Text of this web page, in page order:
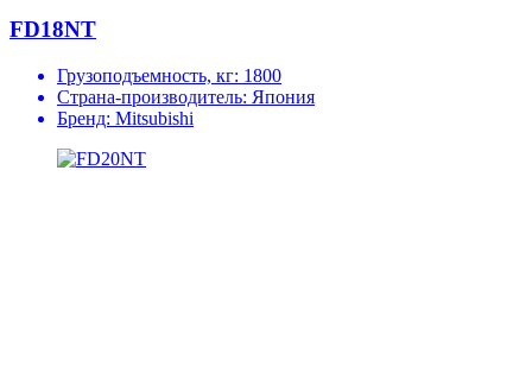
FD18NT
Грузоподъемность, кг: 1800
Страна-производитель: Япония
Бренд: Mitsubishi